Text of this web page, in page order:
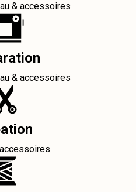
& accessoires
& accessoires